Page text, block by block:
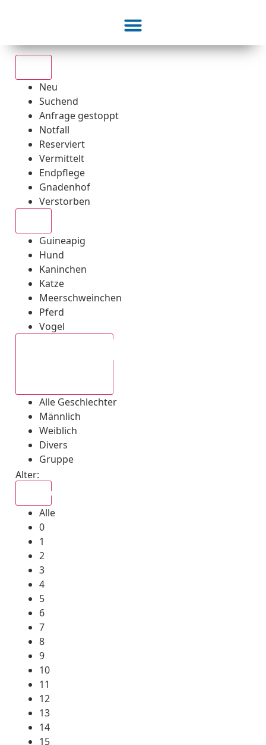
Neu
Suchend
Anfrage gestoppt
Notfall
Reserviert
Vermittelt
Endpflege
Gnadenhof
Verstorben
Guineapig
Hund
Kaninchen
Katze
Meerschweinchen
Pferd
Vogel
Alle Geschlechter
Männlich
Weiblich
Divers
Gruppe
Alter:
Alle
0
1
2
3
4
5
6
7
8
9
10
11
12
13
14
15